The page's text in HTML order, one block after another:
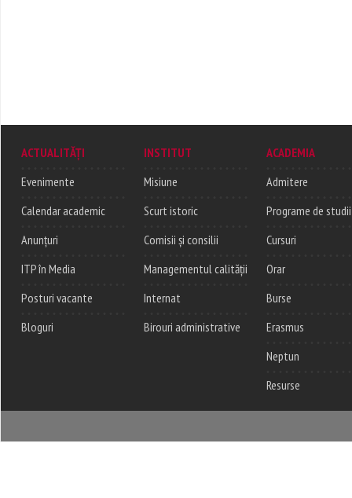
ACTUALITĂȚI
Evenimente
Calendar academic
Anunțuri
ITP în Media
Posturi vacante
Bloguri
INSTITUT
Misiune
Scurt istoric
Comisii și consilii
Managementul calității
Internat
Birouri administrative
ACADEMIA
Admitere
Programe de studii
Cursuri
Orar
Burse
Erasmus
Neptun
Resurse